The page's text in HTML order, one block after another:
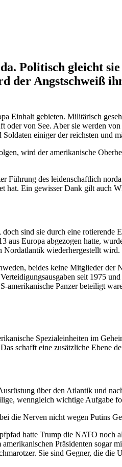
Politisch gleicht
der Angst­schweiß
Einhalt gebieten. Militä­risch
oder von See. Aber sie werden
einiger der reichsten und
wird der ameri­ka­nische
Führung des leiden­schaftlich
hat. Ein gewisser Dank gilt
sind sie durch eine
Europa abgezogen hatte,
Nordat­lantik wieder­her­ge­stellt wird.
beides keine Mitglieder
seit 1975
ameri­ka­nische Panzer beteiligt
Spezi­al­ein­heiten im
schafft eine zusätz­liche Ebene
über den Atlantik und
wenngleich wichtige Aufgabe
die Nerven nicht wegen Putins
hatte Trump die NATO noch
Präsi­denten sogar
Sie sind Gegner, die die